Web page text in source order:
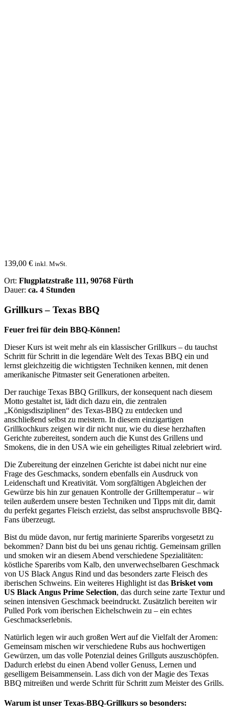
139,00 € inkl. MwSt.
Ort: Flugplatzstraße 111, 90768 Fürth
Dauer: ca. 4 Stunden
Grillkurs – Texas BBQ
Feuer frei für dein BBQ-Können!
Dieser Kurs ist weit mehr als ein klassischer Grillkurs – du tauchst
Schritt für Schritt in die legendäre Welt des Texas BBQ ein und
lernst gleichzeitig die wichtigsten Techniken kennen, mit denen
amerikanische Pitmaster seit Generationen arbeiten.
Der rauchige Texas BBQ Grillkurs, der konsequent nach diesem
Motto gestaltet ist, lädt dich dazu ein, die zentralen
„Königsdisziplinen“ des Texas-BBQ zu entdecken und
anschließend selbst zu meistern. In diesem einzigartigen
Grillkochkurs zeigen wir dir nicht nur, wie du diese herzhaften
Gerichte zubereitest, sondern auch die Kunst des Grillens und
Smokens, die in den USA wie ein geheiligtes Ritual zelebriert wird.
Die Zubereitung der einzelnen Gerichte ist dabei nicht nur eine
Frage des Geschmacks, sondern ebenfalls ein Ausdruck von
Leidenschaft und Kreativität. Vom sorgfältigen Abgleichen der
Gewürze bis hin zur genauen Kontrolle der Grilltemperatur – wir
teilen außerdem unsere besten Techniken und Tipps mit dir, damit
du perfekt gegartes Fleisch erzielst, das selbst anspruchsvolle BBQ-
Fans überzeugt.
Bist du müde davon, nur fertig marinierte Spareribs vorgesetzt zu
bekommen? Dann bist du bei uns genau richtig. Gemeinsam grillen
und smoken wir an diesem Abend verschiedene Spezialitäten:
köstliche Spareribs vom Kalb, den unverwechselbaren Geschmack
von US Black Angus Rind und das besonders zarte Fleisch des
iberischen Schweins. Ein weiteres Highlight ist das Brisket vom
US Black Angus Prime Selection, das durch seine zarte Textur und
seinen intensiven Geschmack beeindruckt. Zusätzlich bereiten wir
Pulled Pork vom iberischen Eichelschwein zu – ein echtes
Geschmackserlebnis.
Natürlich legen wir auch großen Wert auf die Vielfalt der Aromen:
Gemeinsam mischen wir verschiedene Rubs aus hochwertigen
Gewürzen, um das volle Potenzial deines Grillguts auszuschöpfen.
Dadurch erlebst du einen Abend voller Genuss, Lernen und
geselligem Beisammensein. Lass dich von der Magie des Texas
BBQ mitreißen und werde Schritt für Schritt zum Meister des Grills.
Warum ist unser Texas-BBQ-Grillkurs so besonders: